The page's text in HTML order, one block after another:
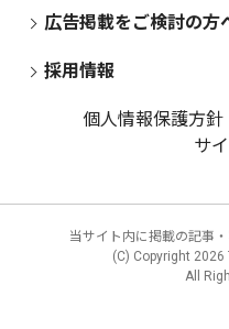
広告掲載をご検討の方
採用情報
個人情報保護方針
サ
当サイト内に掲載の記事
(C) Copyright 2026
All